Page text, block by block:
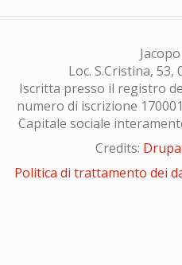
Loc. S.Cristina, 53,
Iscritta presso il registro
numero di iscrizione
Capitale sociale
Credits:
Politica di trattamento dei